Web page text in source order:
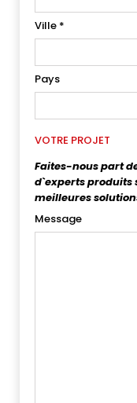
Ville *
Pays
VOTRE PROJET
Faites-nous part
d`experts produits
meilleures
Message